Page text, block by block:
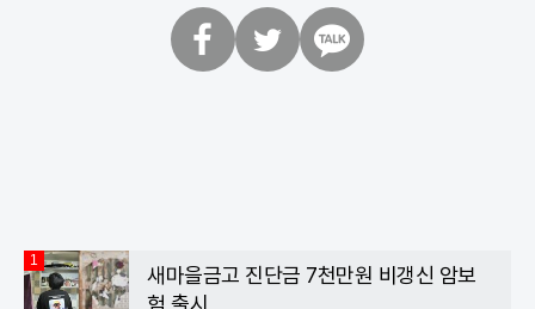
1
새마을금고 진단금 7천만원 비갱신 암보
험 출시